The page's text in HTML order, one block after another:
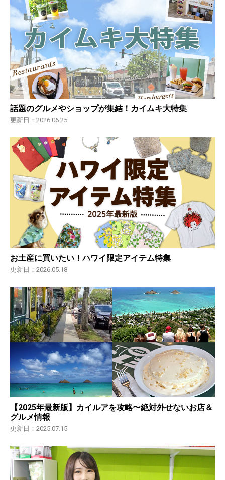
話題のグルメやショップが集結！カイムキ大特集
更新日：2026.06.25
お土産に買いたい！ハワイ限定アイテム特集
更新日：2026.05.18
【2025年最新版】カイルアを攻略〜絶対外せないお店＆
グルメ情報
更新日：2025.07.15